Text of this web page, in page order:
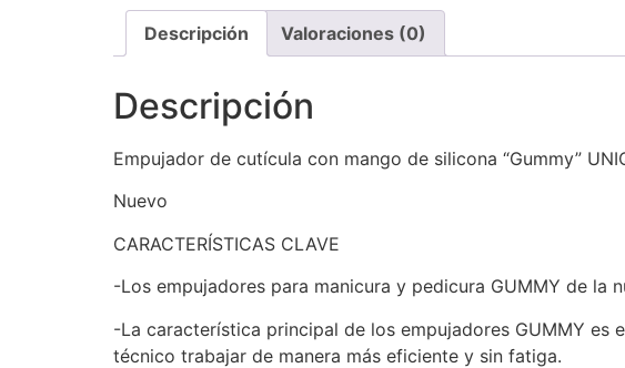
Descripción Valoraciones (0)
Descripción
Empujador de cutícula con mango de silicona “Gummy”
Nuevo
CARACTERÍSTICAS CLAVE
-Los empujadores para manicura y pedicura GUMMY de la
-La característica principal de los empujadores GUMMY
técnico trabajar de manera más eficiente y sin fatiga.